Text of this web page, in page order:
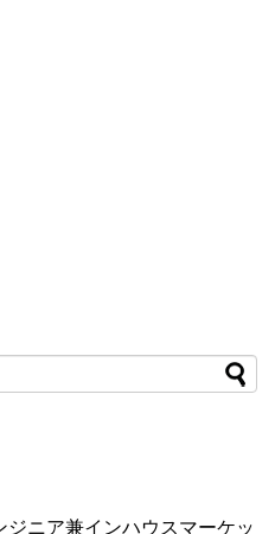
ニア兼インハウスマーケッ